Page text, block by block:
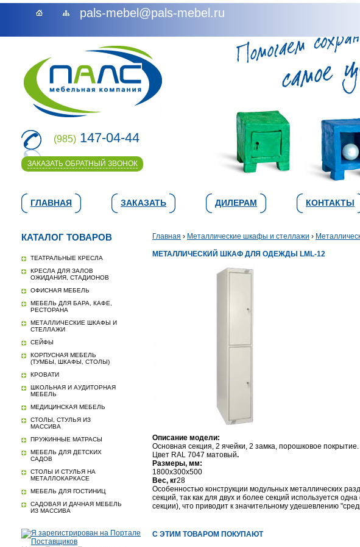
pals-mebel@pals-mebel.ru
(985) 147-04-44
ЗАКАЗАТЬ ОБРАТНЫЙ ЗВОНОК
ГЛАВНАЯ ЗАКАЗАТЬ ДИЛЕРАМ КОНТАКТЫ
КАТАЛОГ ТОВАРОВ
ТЕАТРАЛЬНЫЕ КРЕСЛА
КРЕСЛА ДЛЯ ЗАЛОВ
ОЖИДАНИЯ, СТАДИОНОВ
ОФИСНАЯ МЕБЕЛЬ
МЕБЕЛЬ ДЛЯ БАРА, КАФЕ,
РЕСТОРАНА
МЕТАЛЛИЧЕСКИЕ ШКАФЫ И
СТЕЛЛАЖИ
СЕЙФЫ
КОРПУСНАЯ МЕБЕЛЬ
(ТУМБЫ, ШКАФЫ, СТОЛЫ)
КРОВАТИ
ШКОЛЬНАЯ И АУДИТОРНАЯ
МЕБЕЛЬ
МЕДИЦИНСКАЯ МЕБЕЛЬ
СТОЛЫ, СТУЛЬЯ ИЗ
МАССИВА
ПРУЖИННЫЕ МАТРАСЫ
МЕБЕЛЬ ДЛЯ ДЕТСКИХ
САДОВ
СТОЛЫ И СТУЛЬЯ НА
МЕТАЛЛОКАРКАСЕ
МЕБЕЛЬ ДЛЯ ГОСТИНИЦ
САДОВАЯ И ДАЧНАЯ МЕБЕЛЬ
ИЗ МАССИВА
Главная › Металлические шкафы и стеллажи ›
МЕТАЛЛИЧЕСКИЙ ШКАФ ДЛЯ ОДЕЖДЫ LML-12
Описание модели:
Основная секция, 2 ячейки, 2 замка, порошковое покрытие.
Цвет RAL 7047 матовый.
Размеры, мм:
1800x300x500
Вес, кг28
Особенностью конструкции модульных металлических
секций, так как для двух и более секций используется
секции), что приводит к значительному удешевлению
С ЭТИМ ТОВАРОМ ПОКУПАЮТ